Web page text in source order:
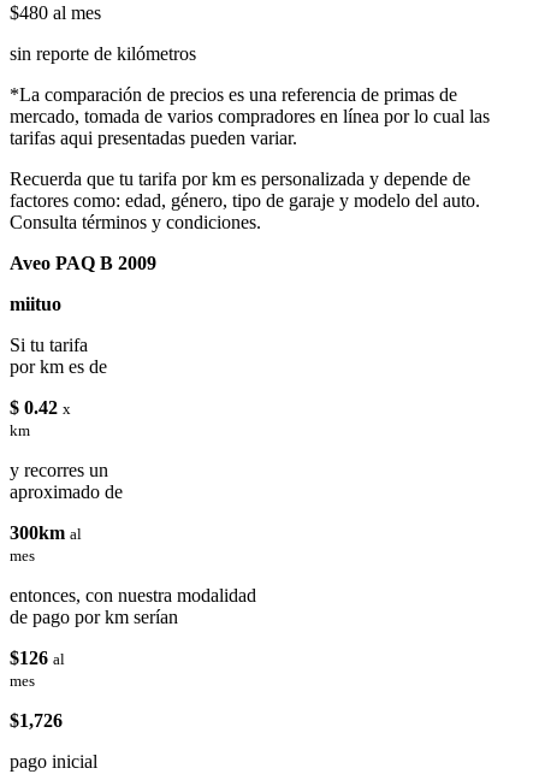
$480 al mes
sin reporte de kilómetros
*La comparación de precios es una referencia de primas de
mercado, tomada de varios compradores en línea por lo cual las
tarifas aqui presentadas pueden variar.
Recuerda que tu tarifa por km es personalizada y depende de
factores como: edad, género, tipo de garaje y modelo del auto.
Consulta términos y condiciones.
Aveo PAQ B 2009
miituo
Si tu tarifa
por km es de
$ 0.42 x
km
y recorres un
aproximado de
300km al
mes
entonces, con nuestra modalidad
de pago por km serían
$126 al
mes
$1,726
pago inicial